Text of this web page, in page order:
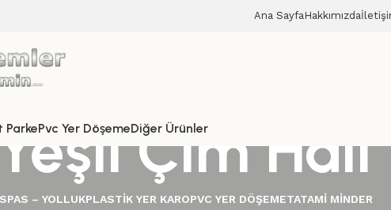
Ana SayfaHakkımızda
ParkePvc Yer DöşemeDiğer Ürünler
Çim Halı
– YOLLUKPLASTIK YER KAROPVC YER DÖŞEMETATAMI MINDER